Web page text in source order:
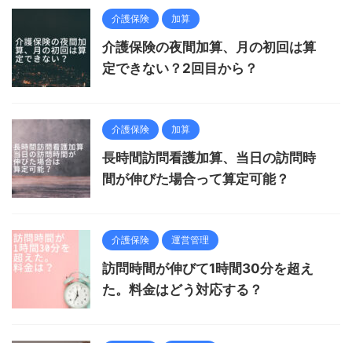
介護保険 加算
介護保険の夜間加算、月の初回は算
定できない？2回目から？
介護保険 加算
長時間訪問看護加算、当日の訪問時
間が伸びた場合って算定可能？
介護保険 運営管理
訪問時間が伸びて1時間30分を超え
た。料金はどう対応する？